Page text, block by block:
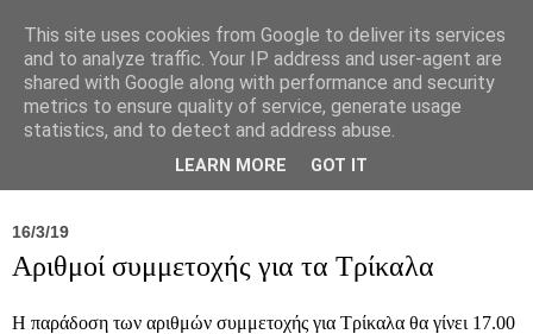
Σύλλογος Ιπποκράτειος
16/3/19
Αριθμοί συμμετοχής για τα Τρίκαλα
Η παράδοση των αριθμών συμμετοχής για Τρίκαλα θα γίνει 17.00
This site uses cookies from Google to deliver its services
and to analyze traffic. Your IP address and user-agent are
shared with Google along with performance and security
metrics to ensure quality of service, generate usage
statistics, and to detect and address abuse.
LEARN MORE GOT IT